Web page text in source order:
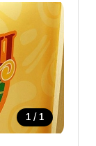
1 / 1